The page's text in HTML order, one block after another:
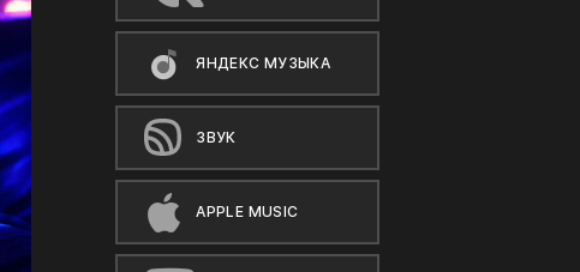
ЯНДЕКС МУЗЫКА
ЗВУК
APPLE MUSIC